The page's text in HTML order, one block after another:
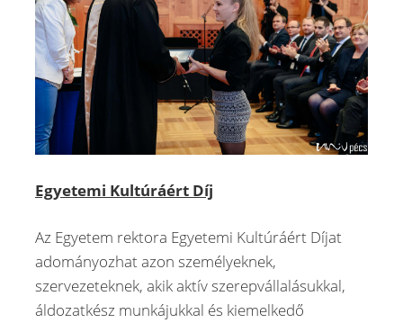
Egyetemi Kultúráért Díj
Az Egyetem rektora Egyetemi Kultúráért Díjat
adományozhat azon személyeknek,
szervezeteknek, akik aktív szerepvállalásukkal,
áldozatkész munkájukkal és kiemelkedő